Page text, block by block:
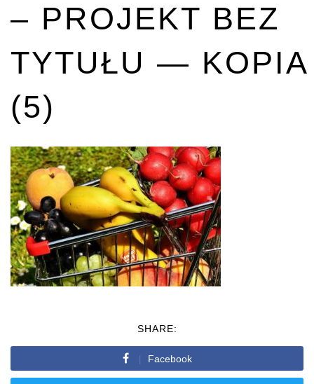
– PROJEKT BEZ
TYTUŁU — KOPIA
(5)
SHARE:
Facebook